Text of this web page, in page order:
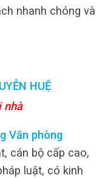
nhanh chóng và
HUỆ
nhà
Văn phòng
cán bộ cấp cao,
luật, có kinh